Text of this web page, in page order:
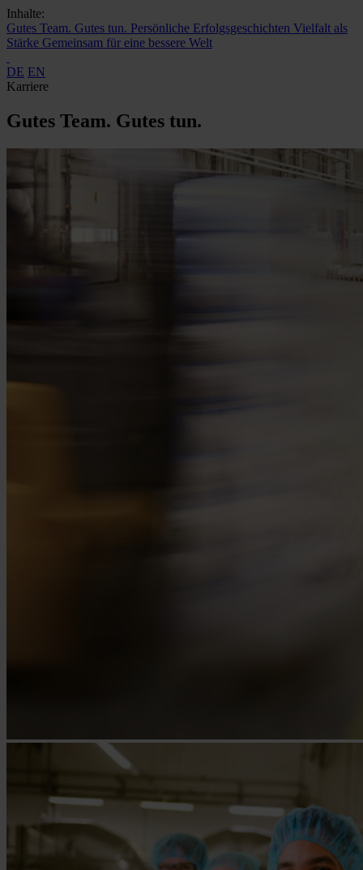
Inhalte:
Gutes Team. Gutes tun. Persönliche Erfolgsgeschichten Vielfalt als
Stärke Gemeinsam für eine bessere Welt
DE EN
Karriere
Gutes Team. Gutes tun.